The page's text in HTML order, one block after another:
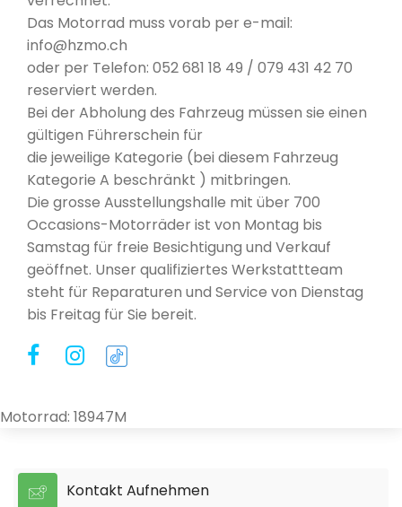
Das Motorrad muss vorab per e-mail:
info@hzmo.ch
oder per Telefon: 052 681 18 49 / 079 431 42 70
reserviert werden.
Bei der Abholung des Fahrzeug müssen sie einen
gültigen Führerschein für
die jeweilige Kategorie (bei diesem Fahrzeug
Kategorie A beschränkt ) mitbringen.
Die grosse Ausstellungshalle mit über 700
Occasions-Motorräder ist von Montag bis
Samstag für freie Besichtigung und Verkauf
geöffnet. Unser qualifiziertes Werkstattteam
steht für Reparaturen und Service von Dienstag
bis Freitag für Sie bereit.
Motorrad: 18947M
Kontakt Aufnehmen